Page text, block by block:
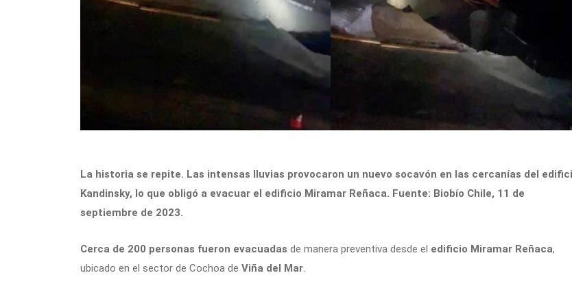
La historia se repite. Las intensas lluvias provocaron un nuevo socavón en las cercanías del
Kandinsky, lo que obligó a evacuar el edificio Miramar Reñaca. Fuente: Biobío Chile, 11 de
septiembre de 2023.
Cerca de 200 personas fueron evacuadas de manera preventiva desde el edificio Miramar Reñaca,
ubicado en el sector de Cochoa de Viña del Mar.